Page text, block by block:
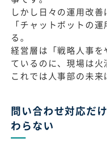
しかし日々の運用改
「チャットボットの
る。
経営層は「戦略人事
ているのに、現場は火
これでは人事部の未来
問い合わせ対応だ
わらない